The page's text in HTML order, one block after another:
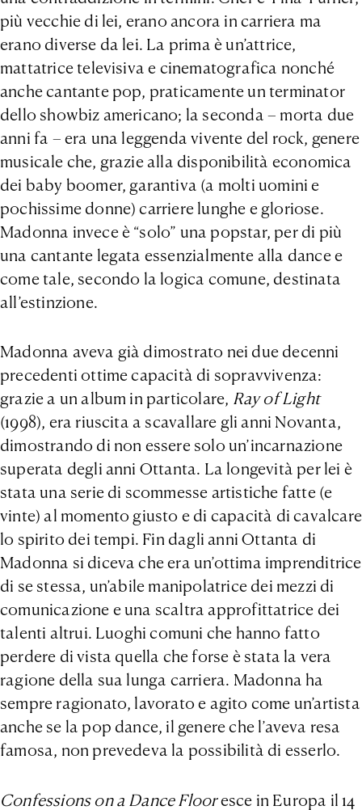
più vecchie di lei, erano ancora in carriera ma
erano diverse da lei. La prima è un’attrice,
mattatrice televisiva e cinematografica nonché
anche cantante pop, praticamente un terminator
dello showbiz americano; la seconda – morta due
anni fa – era una leggenda vivente del rock, genere
musicale che, grazie alla disponibilità economica
dei baby boomer, garantiva (a molti uomini e
pochissime donne) carriere lunghe e gloriose.
Madonna invece è “solo” una popstar, per di più
una cantante legata essenzialmente alla dance e
come tale, secondo la logica comune, destinata
all’estinzione.
Madonna aveva già dimostrato nei due decenni
precedenti ottime capacità di sopravvivenza:
grazie a un album in particolare, Ray of Light
(1998), era riuscita a scavallare gli anni Novanta,
dimostrando di non essere solo un’incarnazione
superata degli anni Ottanta. La longevità per lei è
stata una serie di scommesse artistiche fatte (e
vinte) al momento giusto e di capacità di cavalcare
lo spirito dei tempi. Fin dagli anni Ottanta di
Madonna si diceva che era un’ottima imprenditrice
di se stessa, un’abile manipolatrice dei mezzi di
comunicazione e una scaltra approfittatrice dei
talenti altrui. Luoghi comuni che hanno fatto
perdere di vista quella che forse è stata la vera
ragione della sua lunga carriera. Madonna ha
sempre ragionato, lavorato e agito come un’artista
anche se la pop dance, il genere che l’aveva resa
famosa, non prevedeva la possibilità di esserlo.
Confessions on a Dance Flooresce in Europa il 14